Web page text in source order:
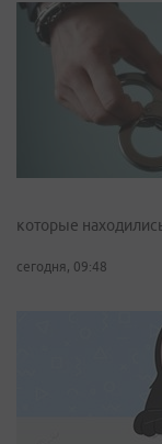
которые
сегодня, 09:48